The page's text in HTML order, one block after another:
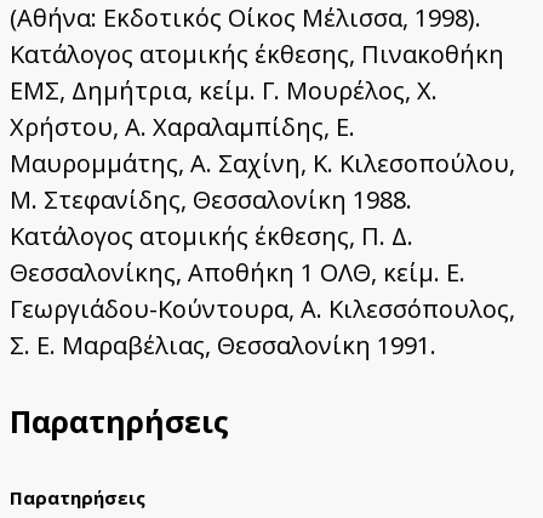
(Αθήνα: Εκδοτικός Οίκος Μέλισσα, 1998).
Κατάλογος ατομικής έκθεσης, Πινακοθήκη
ΕΜΣ, Δημήτρια, κείμ. Γ. Μουρέλος, Χ.
Χρήστου, Α. Χαραλαμπίδης, Ε.
Μαυρομμάτης, Α. Σαχίνη, Κ. Κιλεσοπούλου,
Μ. Στεφανίδης, Θεσσαλονίκη 1988.
Κατάλογος ατομικής έκθεσης, Π. Δ.
Θεσσαλονίκης, Αποθήκη 1 ΟΛΘ, κείμ. Ε.
Γεωργιάδου-Κούντουρα, Α. Κιλεσσόπουλος,
Σ. Ε. Μαραβέλιας, Θεσσαλονίκη 1991.
Παρατηρήσεις
Παρατηρήσεις